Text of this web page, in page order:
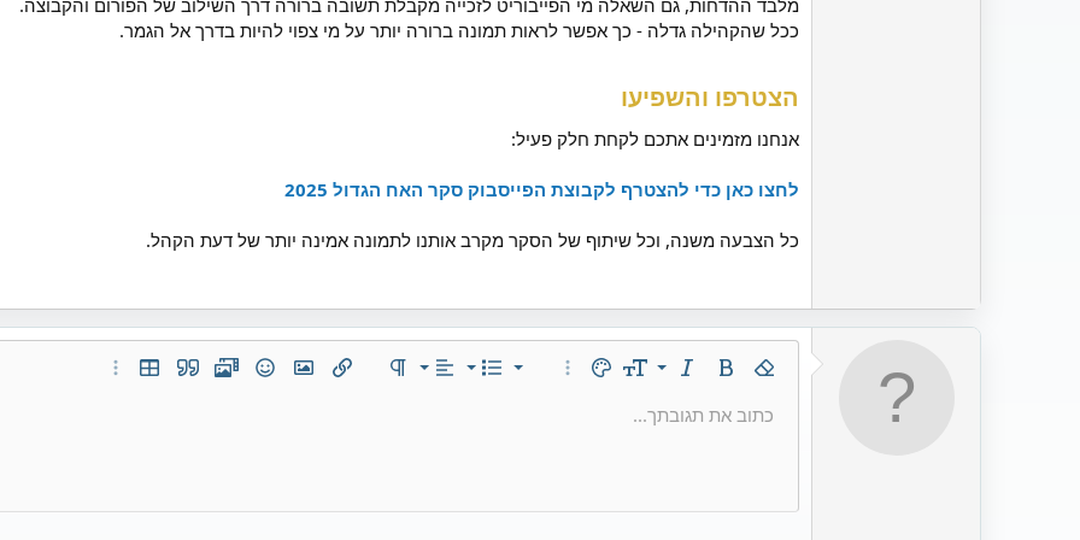
מלבד ההדחות, גם השאלה מי הפייבוריט לזכייה מקבלת תשובה ברורה דרך השילוב של הפורום והקבוצה.
ככל שהקהילה גדלה - כך אפשר לראות תמונה ברורה יותר על מי צפוי להיות בדרך אל הגמר.
הצטרפו והשפיעו​
אנחנו מזמינים אתכם לקחת חלק פעיל:
לחצו כאן כדי להצטרף לקבוצת הפייסבוק סקר האח הגדול 2025
כל הצבעה משנה, וכל שיתוף של הסקר מקרב אותנו לתמונה אמינה יותר של דעת הקהל.
הסר עיצוב
מודגש נטוי גודל גופן
9
10
18
צבע טקסטעוד אפשרויות...
רשימה
רשימה ממוספרת
יישור
יישור לשמאלפורמט פסקה Normal
Heading 3
הוסף קישור
הוסף תמונה
סמיילים
מדיה ציטוט הוסף טבלהעוד אפשרויות...
משפחת גופנים
Arial
קו חוצהקו תחתוןקוד בשורה הכנס קו אופקי
ספוילרקוד
כתוב את תגובתך...